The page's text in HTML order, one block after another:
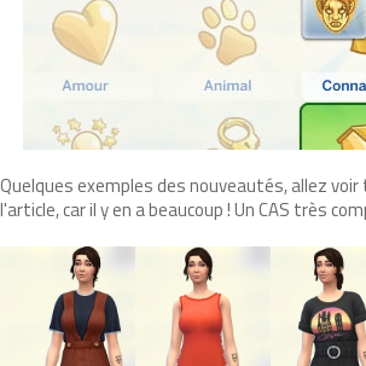
Quelques exemples des nouveautés, allez
l'article, car il y en a beaucoup ! Un CAS très